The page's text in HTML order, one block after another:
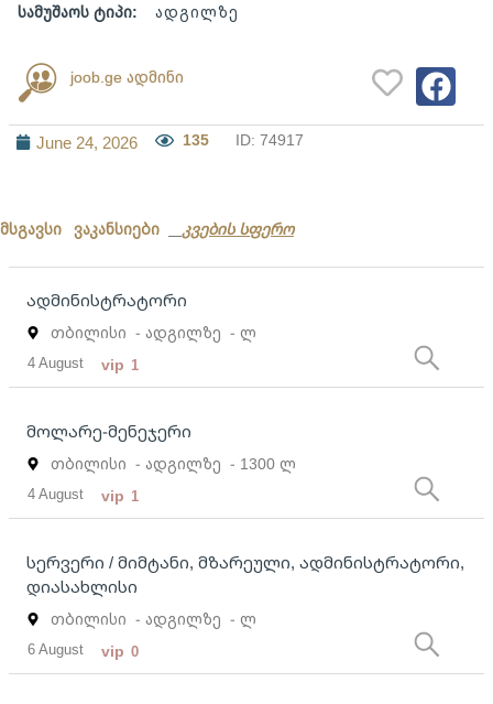
სამუშაოს ტიპი:
ადგილზე
joob.ge ადმინი
June 24, 2026 135 ID: 74917
მსგავსი ვაკანსიები კვების სფერო
ადმინისტრატორი
თბილისი - ადგილზე - ლ
4 August vip 1
მოლარე-მენეჯერი
თბილისი - ადგილზე - 1300 ლ
4 August vip 1
სერვერი / მიმტანი, მზარეული, ადმინისტრატორი,
დიასახლისი
თბილისი - ადგილზე - ლ
6 August vip 0